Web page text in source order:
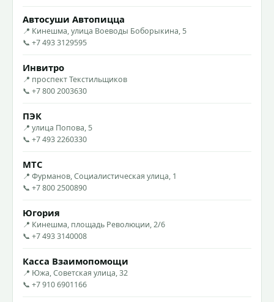
Автосуши Автопицца
📍 Кинешма, улица Воеводы Боборыкина, 5
📞 +7 493 3129595
Инвитро
📍 проспект Текстильщиков
📞 +7 800 2003630
ПЭК
📍 улица Попова, 5
📞 +7 493 2260330
МТС
📍 Фурманов, Социалистическая улица, 1
📞 +7 800 2500890
Югория
📍 Кинешма, площадь Революции, 2/6
📞 +7 493 3140008
Касса Взаимопомощи
📍 Южа, Советская улица, 32
📞 +7 910 6901166